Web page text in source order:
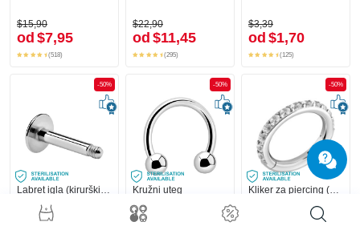
$15,90
od $7,95
(518)
$22,90
od $11,45
(295)
$3,39
od $1,70
(125)
-50% -50%
Kružni uteg
-50%
Kliker za piercing (kirurški čelik, srebrna, sjajna završna obrada) s kristalnim kamenjem